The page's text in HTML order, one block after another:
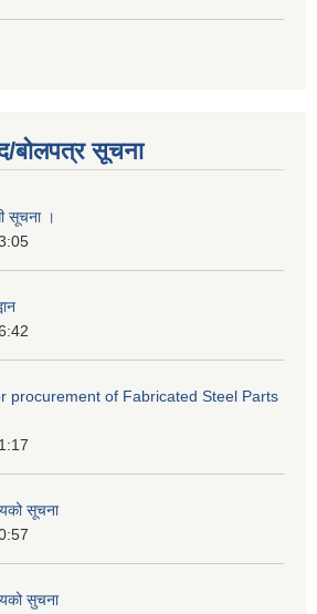
बोलपत्र सूचना
सूचना ।
procurement of Fabricated Steel Parts
सूचना
सुचना